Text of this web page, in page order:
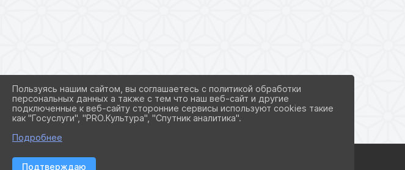
Пользуясь нашим сайтом, вы соглашаетесь с политикой обработки
персональных данных а также с тем что наш веб-сайт и другие
подключенные к веб-сайту сторонние сервисы используют cookies такие
как "Госуслуги", "PRO.Культура", "Спутник аналитика".
Подробнее
Подтверждаю